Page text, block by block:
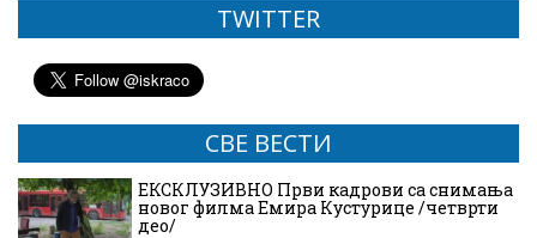
TWITTER
СВЕ ВЕСТИ
ЕКСКЛУЗИВНО Први кадрови са снимања
новог филма Емира Кустурице /четврти
део/